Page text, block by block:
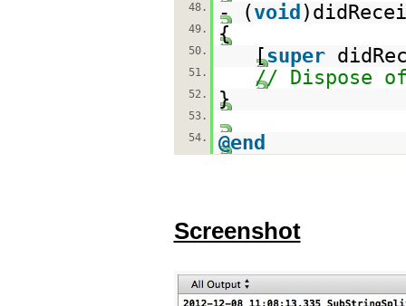
48.
- (void
49. {
50. [super
51. // Dispose
52. }
53.
54.
@end
Screenshot